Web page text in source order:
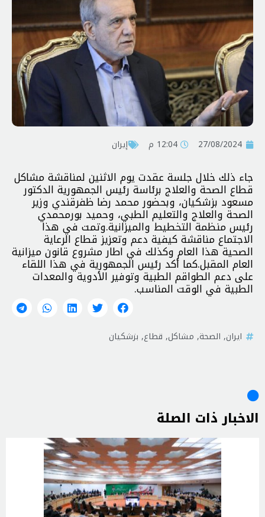
27/08/2024 12:04 م إيران
جاء ذلك خلال جلسة عقدت يوم الاثنين لمناقشة مشاكل
قطاع الصحة والعلاج برئاسة رئيس الجمهورية الدكتور
مسعود بزشكيان، وبحضور محمد رضا ظفرقندي وزير
الصحة والعلاج والتعليم الطبي، وحميد بورمحمدي
رئيس منظمة التخطيط والميزانية.وتمت في هذا
الاجتماع مناقشة كيفية دعم وتعزيز قطاع الرعاية
الصحية هذا العام وكذلك في اطار مشروع قانون ميزانية
العام المقبل.كما أكد رئيس الجمهورية في هذا اللقاء
على دعم الطواقم الطبية وتوفير الأدوية والمعدات
الطبية في الوقت المناسب.
ايران, الصحة, مشاكل, قطاع, بزشكيان
الاخبار ذات الصلة